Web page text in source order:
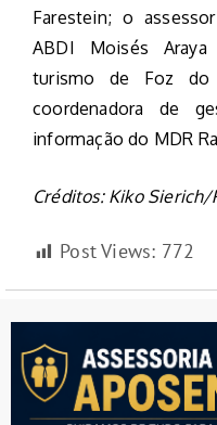
Farestein; o
ABDI Moisés
turismo de Foz do
coordenadora de
informação do MDR
Créditos: Kiko Sierich/
Post Views: 772